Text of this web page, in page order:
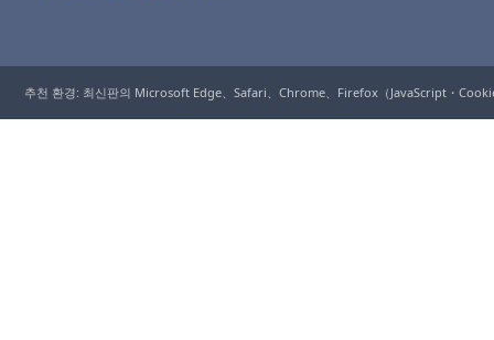
추천 환경: 최신판의 Microsoft Edge、Safari、Chrome、Firefox（JavaScript・